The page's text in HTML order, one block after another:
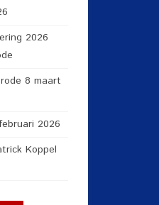
2026
8 maart
2026
Koppel